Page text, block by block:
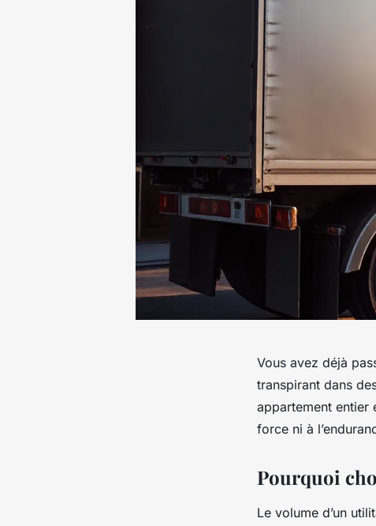
Vous avez déjà
transpirant dans
appartement entier
force ni à
Pourquoi
Le volume d’un